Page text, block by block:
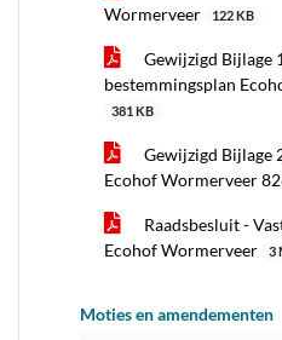
Wormerveer
122 KB
Gewijzigd Bijlage
bestemmingsplan
381 KB
Gewijzigd Bijlage
Ecohof Wormerveer
Raadsbesluit -
Ecohof Wormerveer
3
Moties en amendementen